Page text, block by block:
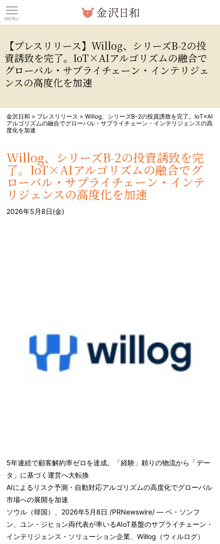
【プレスリリース】Willog、シリーズB-2の投
資誘致を完了。IoT×AIアルゴリズムの融合で
グローバル・サプライチェーン・インテリジェ
ンスの高度化を加速
金沢日和 > プレスリリース >Willog、シリーズB-2の投資誘致を完了。IoT×AI
アルゴリズムの融合でグローバル・サプライチェーン・インテリジェンスの高
度化を加速
Willog、シリーズB-2の投資誘致を完
了。IoT×AIアルゴリズムの融合でグ
ローバル・サプライチェーン・インテ
リジェンスの高度化を加速
2026年5月8日(金)
5年連続で顧客解約率ゼロを達成。 「経験 」 頼りの物流から「デー
タ」に基づく運営へ大転換
AIによるリスク予測 ・ 自動対応アルゴリズムの高度化でグローバル
市場への展開を加速
ソウル（韓国）、2026年5月8日 /PRNewswire/ — ペ・ソンフ
ン、ユン・ジヒョン両代表が率いるAIoT基盤のサプライチェーン・
インテリジェンス・ソリューション企業、Willog（ウィルログ）